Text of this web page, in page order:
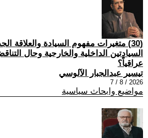
(30) متغيرات مفهوم السيادة والعلاقة
السيادتين الداخلية والخارجية وحال
عراقياً؟
تيسير عبدالجبار الآلوسي
2026 / 8 / 7
مواضيع وابحاث سياسية